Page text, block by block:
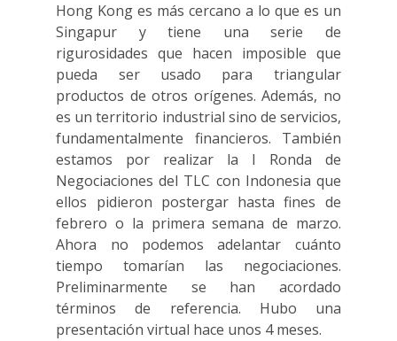
Hong Kong es más cercano a lo que es un
Singapur y tiene una serie de
rigurosidades que hacen imposible que
pueda ser usado para triangular
productos de otros orígenes. Además, no
es un territorio industrial sino de servicios,
fundamentalmente financieros. También
estamos por realizar la I Ronda de
Negociaciones del TLC con Indonesia que
ellos pidieron postergar hasta fines de
febrero o la primera semana de marzo.
Ahora no podemos adelantar cuánto
tiempo tomarían las negociaciones.
Preliminarmente se han acordado
términos de referencia. Hubo una
presentación virtual hace unos 4 meses.